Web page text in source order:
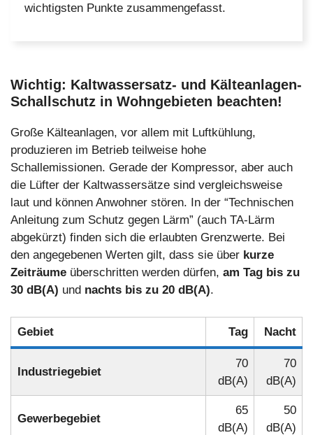
wichtigsten Punkte zusammengefasst.
Wichtig: Kaltwassersatz- und Kälteanlagen-
Schallschutz in Wohngebieten beachten!
Große Kälteanlagen, vor allem mit Luftkühlung,
produzieren im Betrieb teilweise hohe
Schallemissionen. Gerade der Kompressor, aber auch
die Lüfter der Kaltwassersätze sind vergleichsweise
laut und können Anwohner stören. In der “Technischen
Anleitung zum Schutz gegen Lärm” (auch TA-Lärm
abgekürzt) finden sich die erlaubten Grenzwerte. Bei
den angegebenen Werten gilt, dass sie über kurze
Zeiträume überschritten werden dürfen, am Tag bis zu
30 dB(A) und nachts bis zu 20 dB(A).
Gebiet Tag Nacht
Industriegebiet
70
dB(A)
70
dB(A)
Gewerbegebiet
65
dB(A)
50
dB(A)